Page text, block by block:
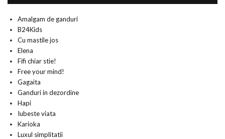
Amalgam de ganduri
B24Kids
Cu mastile jos
Elena
Fifi chiar stie!
Free your mind!
Gagaita
Ganduri in dezordine
Hapi
Iubeste viata
Karioka
Luxul simplitatii